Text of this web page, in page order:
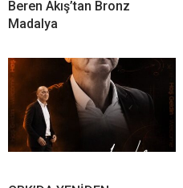
Beren Akış’tan Bronz
Madalya